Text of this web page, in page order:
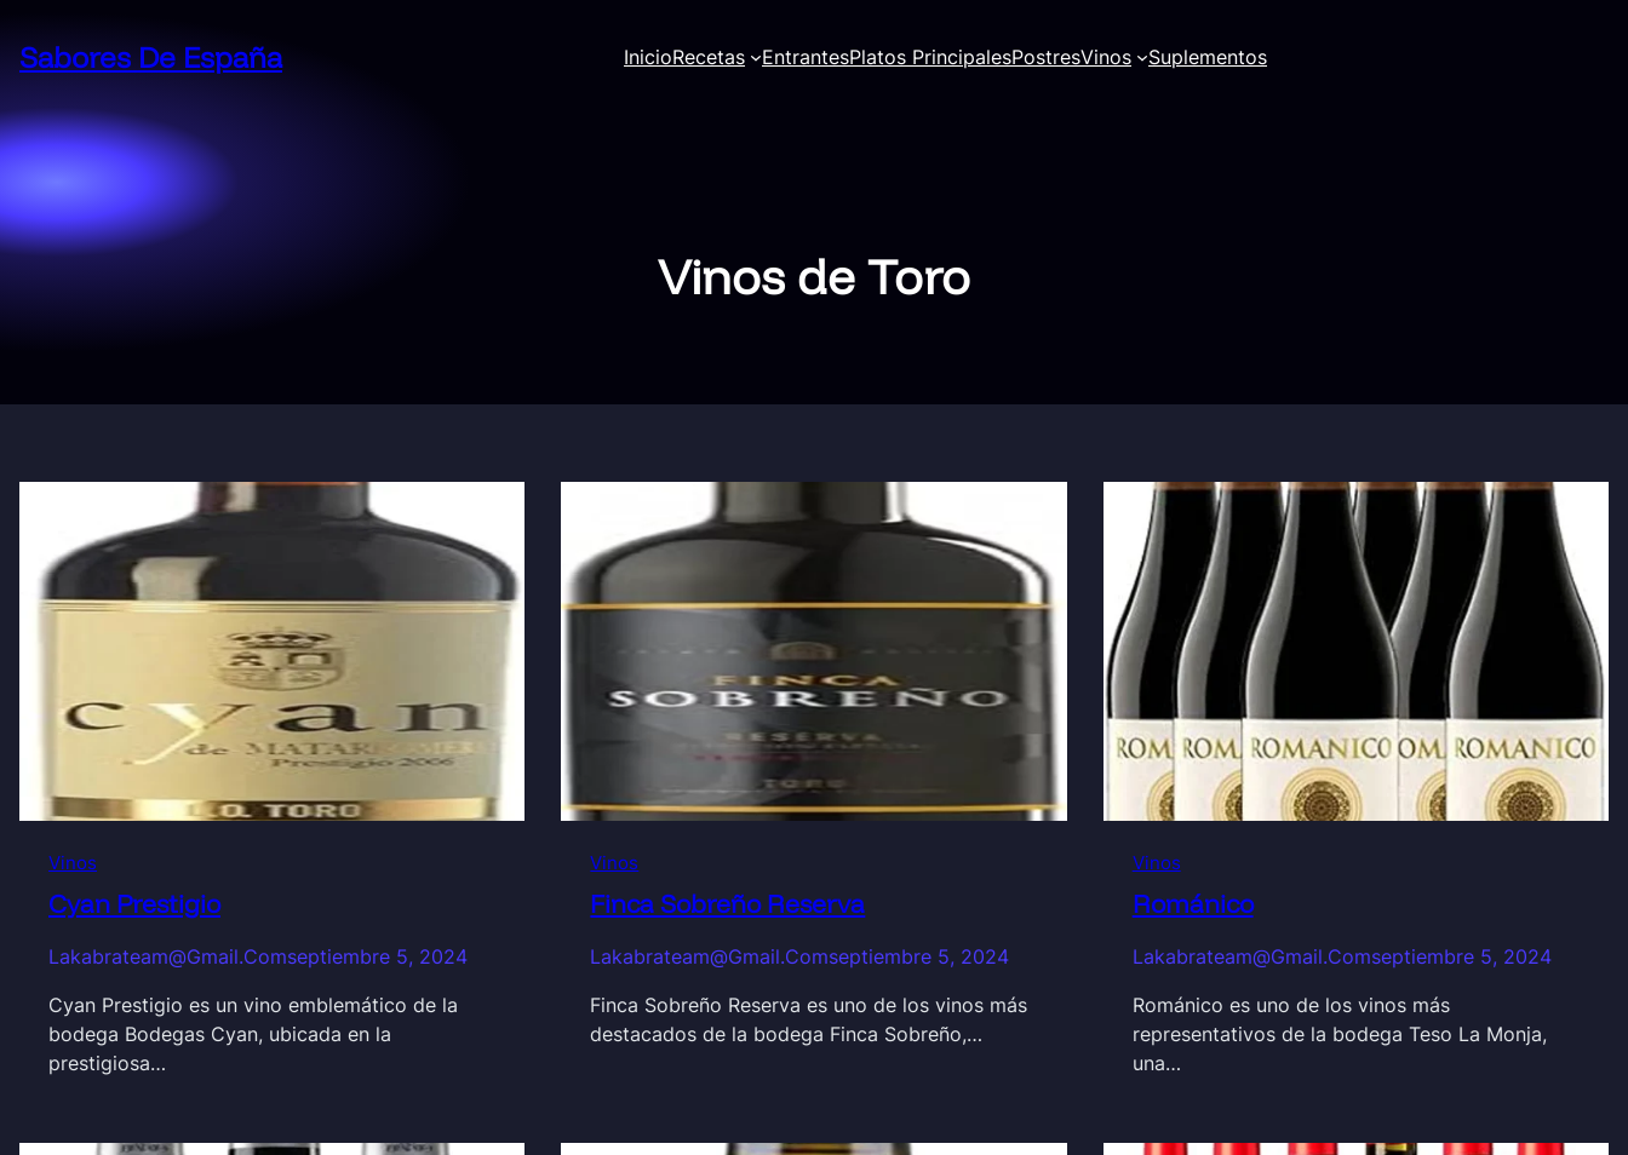
contenido
Sabores De España InicioRecetas EntrantesPlatos PrincipalesPostresVinos Suplementos
Vinos de Toro
Vinos
Cyan Prestigio
Lakabrateam@gmail.comseptiembre 5, 2024
Cyan Prestigio es un vino emblemático de la
bodega Bodegas Cyan, ubicada en la
prestigiosa…
Vinos
Finca Sobreño Reserva
Lakabrateam@gmail.comseptiembre 5, 2024
Finca Sobreño Reserva es uno de los vinos más
destacados de la bodega Finca Sobreño,…
Vinos
Románico
Lakabrateam@gmail.comseptiembre 5, 2024
Románico es uno de los vinos más
representativos de la bodega Teso La Monja,
una…